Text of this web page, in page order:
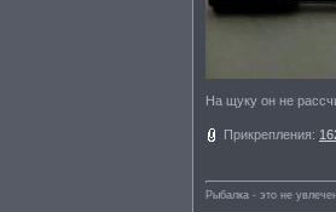
На щуку он не
Прикрепления:
Рыбалка - это не